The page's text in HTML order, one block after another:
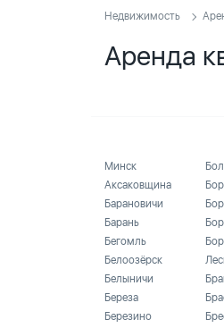
Недвижимость
Аренда
Минск
Аксаковщина
Барановичи
Барань
Бегомль
Белоозёрск
Белыничи
Береза
Березино